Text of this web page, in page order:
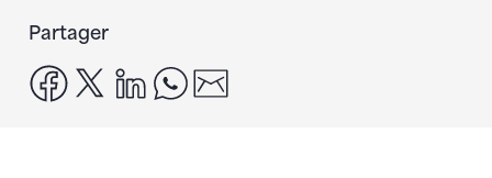
Partager
facebook
x linkedinwhatsapp